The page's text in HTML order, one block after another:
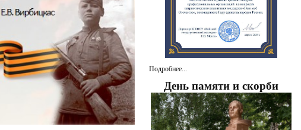
Подробнее...
День памяти и скорби